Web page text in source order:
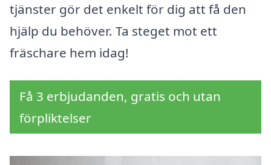
tjänster gör det enkelt för dig att få den
hjälp du behöver. Ta steget mot ett
fräschare hem idag!
Få 3 erbjudanden, gratis och utan
förpliktelser